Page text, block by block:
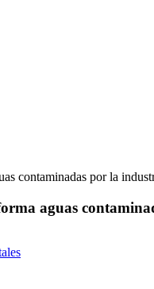
contaminadas por la
aguas